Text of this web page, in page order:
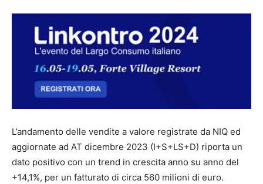
L’andamento delle vendite a valore registrate da NIQ ed
aggiornate ad AT dicembre 2023 (I+S+LS+D) riporta un
dato positivo con un trend in crescita anno su anno del
+14,1%, per un fatturato di circa 560 milioni di euro.